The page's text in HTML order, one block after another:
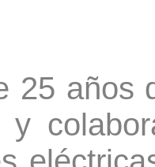
25 años
y